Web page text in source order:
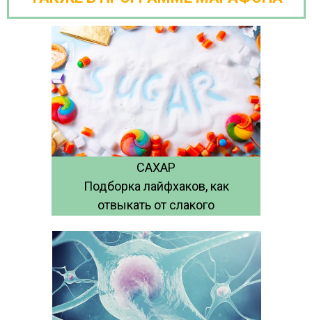
САХАР
Подборка лайфхаков, как
отвыкать от слакого